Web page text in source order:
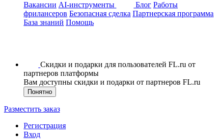
Вакансии AI-инструменты Блог Работы
фрилансеров Безопасная сделка Партнерская программа
База знаний Помощь
Скидки и подарки для пользователей FL.ru от
партнеров платформы
Вам доступны скидки и подарки от партнеров FL.ru
Понятно
Разместить заказ
Регистрация
Вход